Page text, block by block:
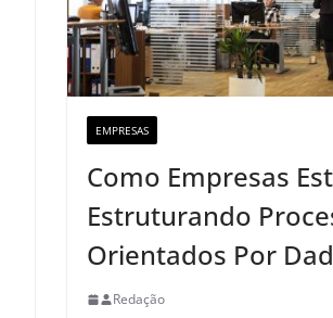
EMPRESAS
Como Empresas
Estruturando
Orientados Por
Redação